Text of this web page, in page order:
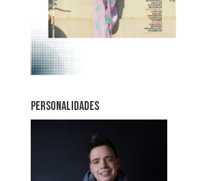
PERSONALIDADES